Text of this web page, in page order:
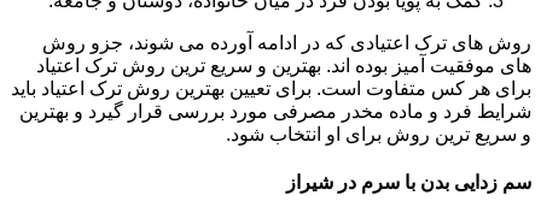
روش های ترک اعتیادی که در ادامه آورده می شوند، جزو روش
های موفقیت آمیز بوده اند. بهترین و سریع ترین روش ترک اعتیاد
برای هر کس متفاوت است. برای تعیین بهترین روش ترک اعتیاد باید
شرایط فرد و ماده مخدر مصرفی مورد بررسی قرار گیرد و بهترین
و سریع ترین روش برای او انتخاب شود.
سم زدایی بدن با سرم در شیراز